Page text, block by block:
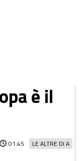
è il
LE ALTRE DI A
01:45